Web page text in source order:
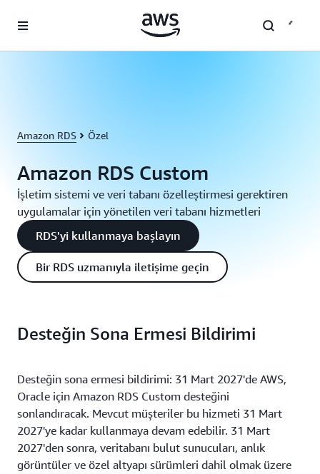
Amazon RDS Özel
Amazon RDS Custom
İşletim sistemi ve veri tabanı özelleştirmesi gerektiren
uygulamalar için yönetilen veri tabanı hizmetleri
RDS'yi kullanmaya başlayın
Bir RDS uzmanıyla iletişime geçin
Desteğin Sona Ermesi Bildirimi
Desteğin sona ermesi bildirimi: 31 Mart 2027'de AWS,
Oracle için Amazon RDS Custom desteğini
sonlandıracak. Mevcut müşteriler bu hizmeti 31 Mart
2027'ye kadar kullanmaya devam edebilir. 31 Mart
2027'den sonra, veritabanı bulut sunucuları, anlık
görüntüler ve özel altyapı sürümleri dahil olmak üzere